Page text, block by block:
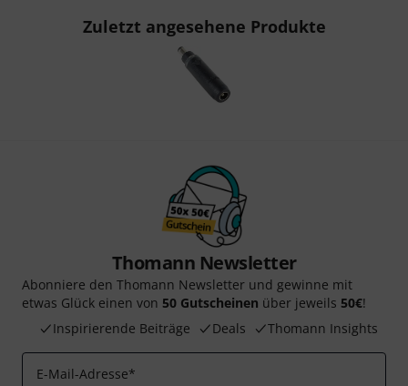
Zuletzt angesehene Produkte
Thomann Newsletter
Abonniere den Thomann Newsletter und gewinne mit
etwas Glück einen von 50 Gutscheinen über jeweils 50€!
Inspirierende Beiträge
Deals Thomann Insights
E-Mail-Adresse*